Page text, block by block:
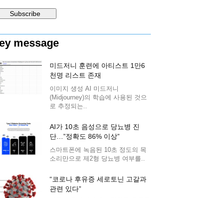
message
미드저니 훈련에 아티스트 1만6
천명 리스트 존재
이미지 생성 AI 미드저니
(Midjourney)의 학습에 사용된 것으
로 추정되는..
AI가 10초 음성으로 당뇨병 진
단…”정확도 86% 이상”
스마트폰에 녹음된 10초 정도의 목
소리만으로 제2형 당뇨병 여부를..
“코로나 후유증 세로토닌 고갈과
관련 있다”